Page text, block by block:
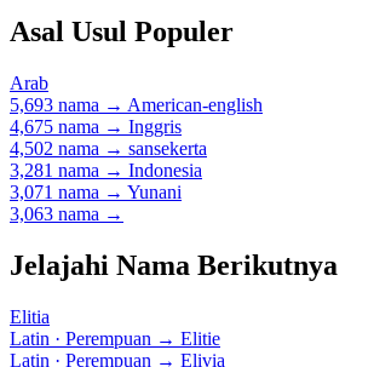
Asal Usul Populer
Arab
5,693 nama → American-english
4,675 nama → Inggris
4,502 nama → sansekerta
3,281 nama → Indonesia
3,071 nama → Yunani
3,063 nama →
Jelajahi Nama Berikutnya
Elitia
Latin · Perempuan → Elitie
Latin · Perempuan → Elivia